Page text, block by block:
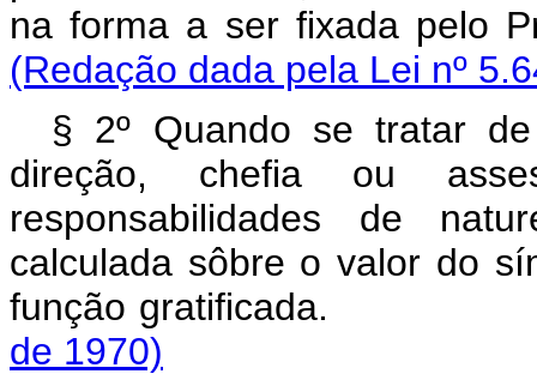
na forma a ser fixada pelo
(Redação dada pela Lei nº
§ 2º Quando se tratar
direção, chefia ou
responsabilidades de
calculada sôbre o valor do
função
de 1970)